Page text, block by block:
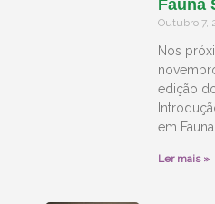
Fauna
Outubro 7,
Nos
edição
em
Ler mais »